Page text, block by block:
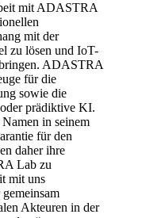
mit ADASTRA
mit der
zu lösen und IoT-
ADASTRA
für die
sowie die
prädiktive KI.
in seinem
für den
daher ihre
Lab zu
mit uns
Akteuren in der